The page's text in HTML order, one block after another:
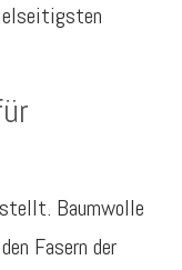
Baumwolle
Fasern der